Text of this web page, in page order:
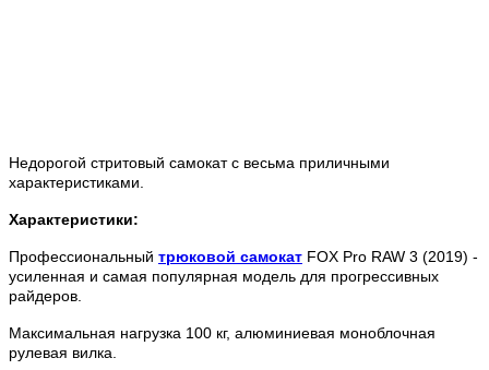
Недорогой стритовый самокат с весьма приличными
характеристиками.
Характеристики:
Профессиональный трюковой самокат FOX Pro RAW 3 (2019) -
усиленная и самая популярная модель для прогрессивных
райдеров.
Максимальная нагрузка 100 кг, алюминиевая моноблочная
рулевая вилка.